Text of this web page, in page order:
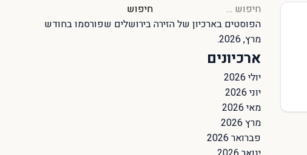
חיפוש:
הפוסטים בארכיון שלהזירה בירושלים שפורסמו בחודש
מרץ, 2026.
ארכיונים
יולי 2026
יוני 2026
מאי 2026
מרץ 2026
פברואר 2026